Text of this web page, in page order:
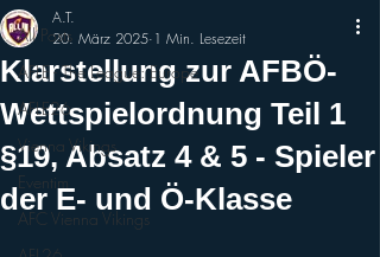
All Posts
AFLE - The League: Europe
AFLE26
Vienna Vikings
Eventim
AFC Vienna Vikings
Klarstellung zur AFBÖ-
Wettspielordnung Teil 1
§19, Absatz 4 & 5 - Spieler
der E- und Ö-Klasse
A.T.
20. März 2025 1 Min. Lesezeit